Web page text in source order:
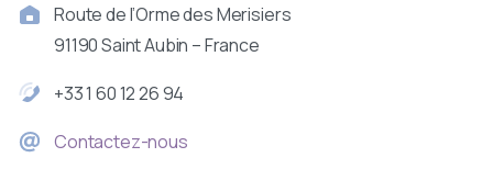
Route de l’Orme des Merisiers
91190 Saint Aubin – France
+33 1 60 12 26 94
Contactez-nous